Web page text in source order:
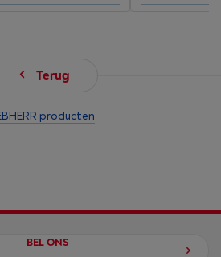
Terug
producten
BEL ONS